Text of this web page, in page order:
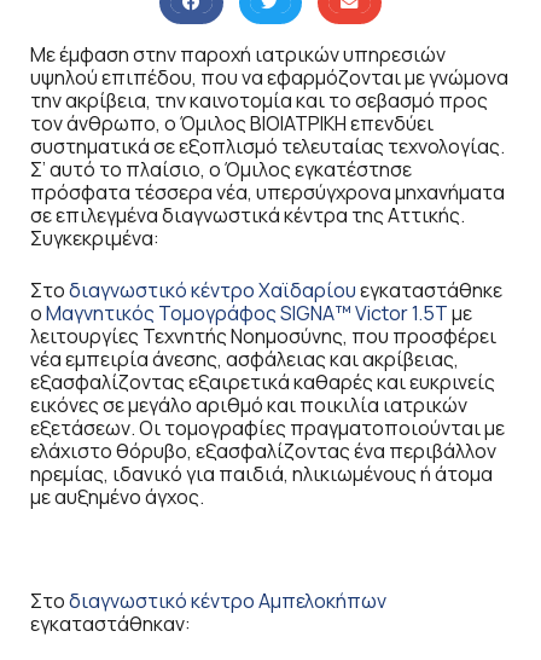
Με έμφαση στην παροχή ιατρικών υπηρεσιών
υψηλού επιπέδου, που να εφαρμόζονται με γνώμονα
την ακρίβεια, την καινοτομία και το σεβασμό προς
τον άνθρωπο, ο Όμιλος ΒΙΟΙΑΤΡΙΚΗ επενδύει
συστηματικά σε εξοπλισμό τελευταίας τεχνολογίας.
Σ’ αυτό το πλαίσιο, ο Όμιλος εγκατέστησε
πρόσφατα τέσσερα νέα, υπερσύγχρονα μηχανήματα
σε επιλεγμένα διαγνωστικά κέντρα της Αττικής.
Συγκεκριμένα:
Στοδιαγνωστικό κέντρο Χαϊδαρίουεγκαταστάθηκε
oΜαγνητικός Τομογράφος SIGNA™ Victor 1.5Tμε
λειτουργίες Τεχνητής Νοημοσύνης, που προσφέρει
νέα εμπειρία άνεσης, ασφάλειας και ακρίβειας,
εξασφαλίζοντας εξαιρετικά καθαρές και ευκρινείς
εικόνες σε μεγάλο αριθμό και ποικιλία ιατρικών
εξετάσεων. Οι τομογραφίες πραγματοποιούνται με
ελάχιστο θόρυβο, εξασφαλίζοντας ένα περιβάλλον
ηρεμίας, ιδανικό για παιδιά, ηλικιωμένους ή άτομα
με αυξημένο άγχος.
Στοδιαγνωστικό κέντρο Αμπελοκήπων
εγκαταστάθηκαν: